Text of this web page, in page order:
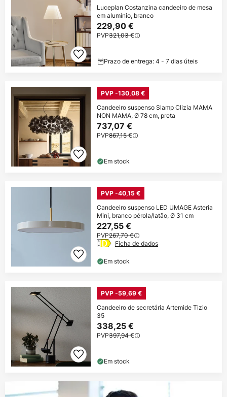
Luceplan Costanzina candeeiro de mesa
em alumínio, branco
229,90 €
PVP321,03 €
Prazo de entrega: 4 - 7 dias úteis
PVP -130,08 €
Candeeiro suspenso Slamp Clizia MAMA
NON MAMA, Ø 78 cm, preta
737,07 €
PVP867,15 €
Em stock
PVP -40,15 €
Candeeiro suspenso LED UMAGE Asteria
Mini, branco pérola/latão, Ø 31 cm
227,55 €
PVP267,70 €
Ficha de dados
Em stock
PVP -59,69 €
Candeeiro de secretária Artemide Tizio
35
338,25 €
PVP397,94 €
Em stock